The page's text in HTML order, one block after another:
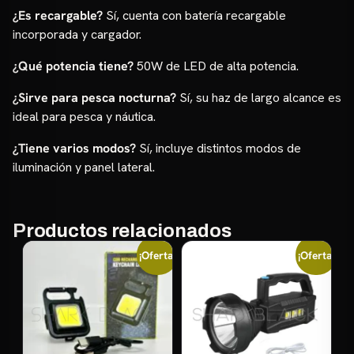
¿Es recargable? Sí, cuenta con batería recargable
incorporada y cargador.
¿Qué potencia tiene?50W de LED de alta potencia.
¿Sirve para pesca nocturna? Sí, su haz de largo alcance es
ideal para pesca y náutica.
¿Tiene varios modos? Sí, incluye distintos modos de
iluminación y panel lateral.
Productos relacionados
¡Oferta! ¡Oferta!